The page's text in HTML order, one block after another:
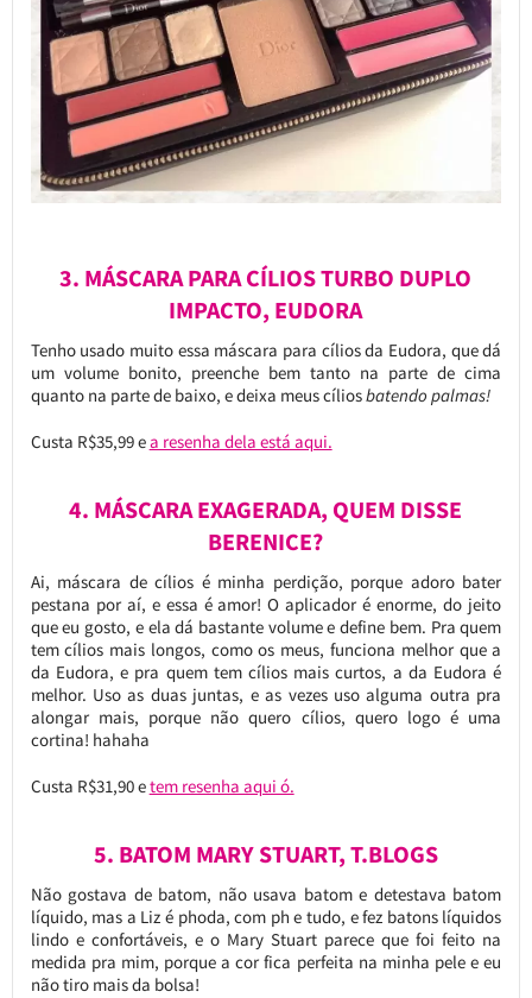
3. MÁSCARA PARA CÍLIOS TURBO DUPLO
IMPACTO, EUDORA
Tenho usado muito essa máscara para cílios da Eudora, que dá
um volume bonito, preenche bem tanto na parte de cima
quanto na parte de baixo, e deixa meus cíliosbatendo palmas!
Custa R$35,99 ea resenha dela está aqui.
4. MÁSCARA EXAGERADA, QUEM DISSE
BERENICE?
Ai, máscara de cílios é minha perdição, porque adoro bater
pestana por aí, e essa é amor! O aplicador é enorme, do jeito
que eu gosto, e ela dá bastante volume e define bem. Pra quem
tem cílios mais longos, como os meus, funciona melhor que a
da Eudora, e pra quem tem cílios mais curtos, a da Eudora é
melhor. Uso as duas juntas, e as vezes uso alguma outra pra
alongar mais, porque não quero cílios, quero logo é uma
cortina! hahaha
Custa R$31,90 etem resenha aqui ó.
5. BATOM MARY STUART, T.BLOGS
Não gostava de batom, não usava batom e detestava batom
líquido, mas a Liz é phoda, com ph e tudo, e fez batons líquidos
lindo e confortáveis, e o Mary Stuart parece que foi feito na
medida pra mim, porque a cor fica perfeita na minha pele e eu
não tiro mais da bolsa!